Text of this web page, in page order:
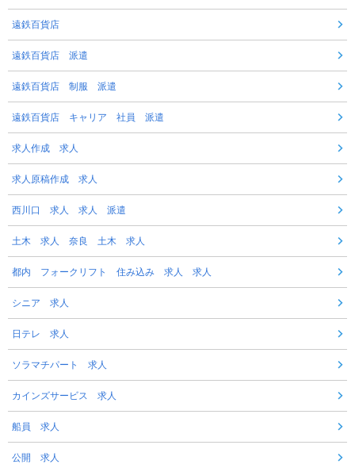
遠鉄百貨店
遠鉄百貨店 派遣
遠鉄百貨店 制服 派遣
遠鉄百貨店 キャリア 社員 派遣
求人作成 求人
求人原稿作成 求人
西川口 求人 求人 派遣
土木 求人 奈良 土木 求人
都内 フォークリフト 住み込み 求人 求人
シニア 求人
日テレ 求人
ソラマチパート 求人
カインズサービス 求人
船員 求人
公開 求人